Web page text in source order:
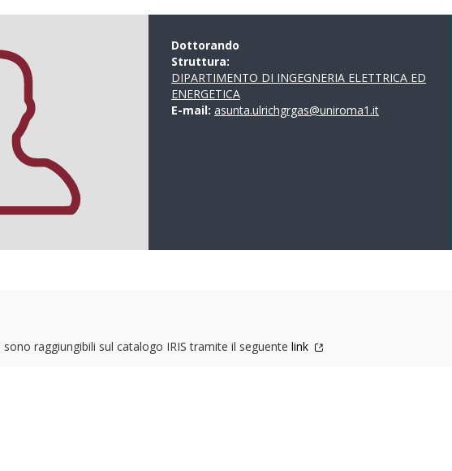
Dottorando
Struttura:
DIPARTIMENTO DI INGEGNERIA ELETTRICA ED
ENERGETICA
E-mail: asunta.ulrichgrgas@uniroma1.it
raggiungibili sul catalogo IRIS tramite il seguente link